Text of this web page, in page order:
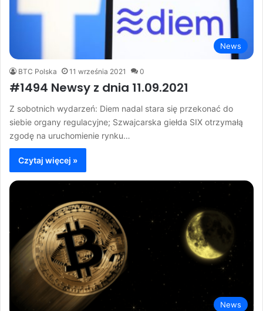
News
BTC Polska 11 września 2021 0
#1494 Newsy z dnia 11.09.2021
Z sobotnich wydarzeń: Diem nadal stara się przekonać do
siebie organy regulacyjne; Szwajcarska giełda SIX otrzymałą
zgodę na uruchomienie rynku…
Czytaj więcej »
News